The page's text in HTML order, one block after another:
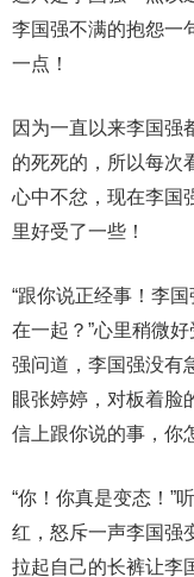
李国强不满的抱怨一
一点！
因为一直以来李国强
的死死的，所以每次
心中不忿，现在李国
里好受了一些！
“跟你说正经事！李
在一起？”心里稍微
强问道，李国强没有
眼张婷婷，对板着脸
信上跟你说的事，你
“你！你真是变态！”
红，怒斥一声李国强
拉起自己的长裤让李